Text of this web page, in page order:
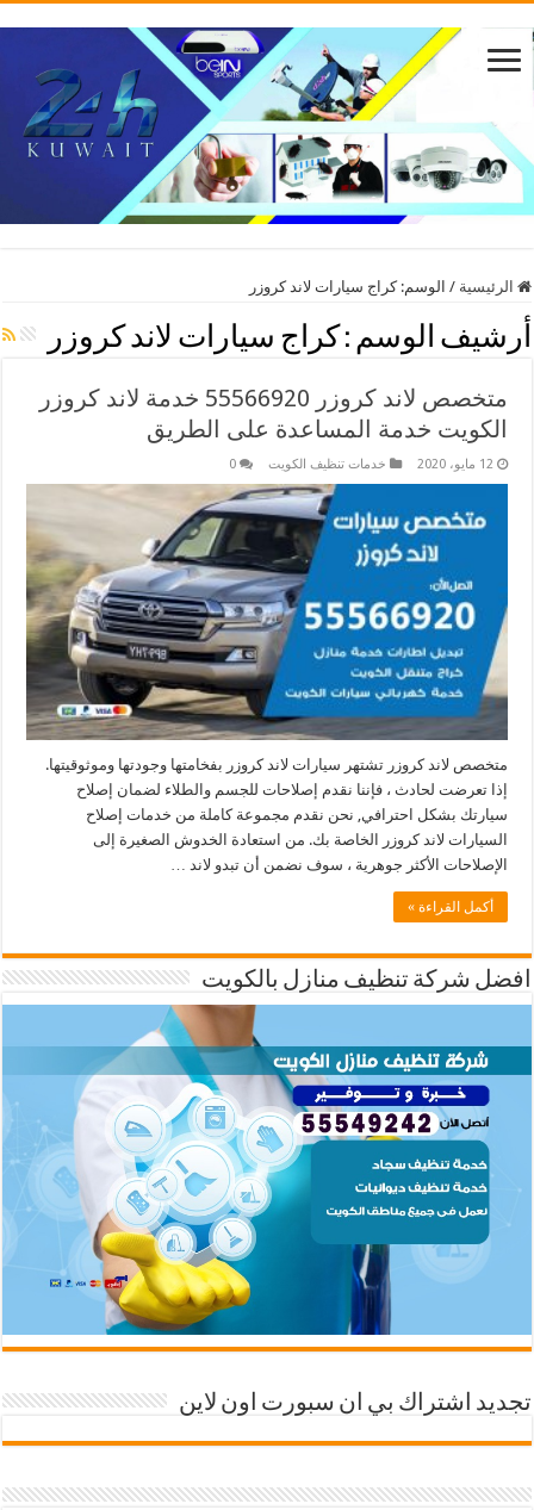
الرئيسية / الوسم:كراج سيارات لاند كروزر
أرشيف الوسم : كراج سيارات لاند كروزر
متخصص لاند كروزر 55566920 خدمة لاند كروزر
الكويت خدمة المساعدة على الطريق
12 مايو، 2020 خدمات تنظيف الكويت 0
متخصص لاند كروزر تشتهر سيارات لاند كروزر بفخامتها وجودتها وموثوقيتها.
إذا تعرضت لحادث ، فإننا نقدم إصلاحات للجسم والطلاء لضمان إصلاح
سيارتك بشكل احترافي, نحن نقدم مجموعة كاملة من خدمات إصلاح
السيارات لاند كروزر الخاصة بك. من استعادة الخدوش الصغيرة إلى
الإصلاحات الأكثر جوهرية ، سوف نضمن أن تبدو لاند …
أكمل القراءة »
افضل شركة تنظيف منازل بالكويت
تجديد اشتراك بي ان سبورت اون لاين